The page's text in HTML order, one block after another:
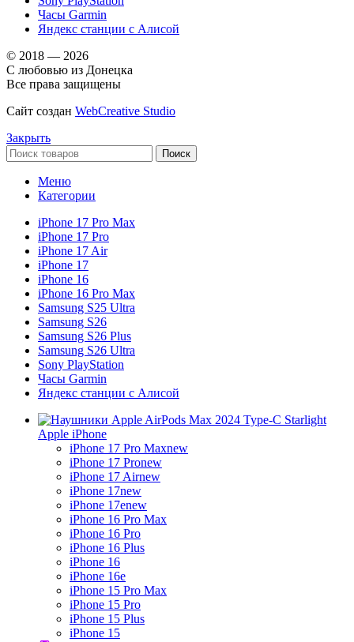
Часы Garmin
Яндекс станции с Алисой
© 2018 — 2026
С любовью из Донецка
Все права защищены
Сайт создан WebCreative Studio
Закрыть
Поиск
Меню
Категории
iPhone 17 Pro Max
iPhone 17 Pro
iPhone 17 Air
iPhone 17
iPhone 16
iPhone 16 Pro Max
Samsung S25 Ultra
Samsung S26
Samsung S26 Plus
Samsung S26 Ultra
Sony PlayStation
Часы Garmin
Яндекс станции с Алисой
Apple iPhone
iPhone 17 Pro Maxnew
iPhone 17 Pronew
iPhone 17 Airnew
iPhone 17new
iPhone 17enew
iPhone 16 Pro Max
iPhone 16 Pro
iPhone 16 Plus
iPhone 16
iPhone 16e
iPhone 15 Pro Max
iPhone 15 Pro
iPhone 15 Plus
iPhone 15